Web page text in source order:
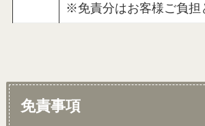
※免責分はお客様ご負担
免責事項